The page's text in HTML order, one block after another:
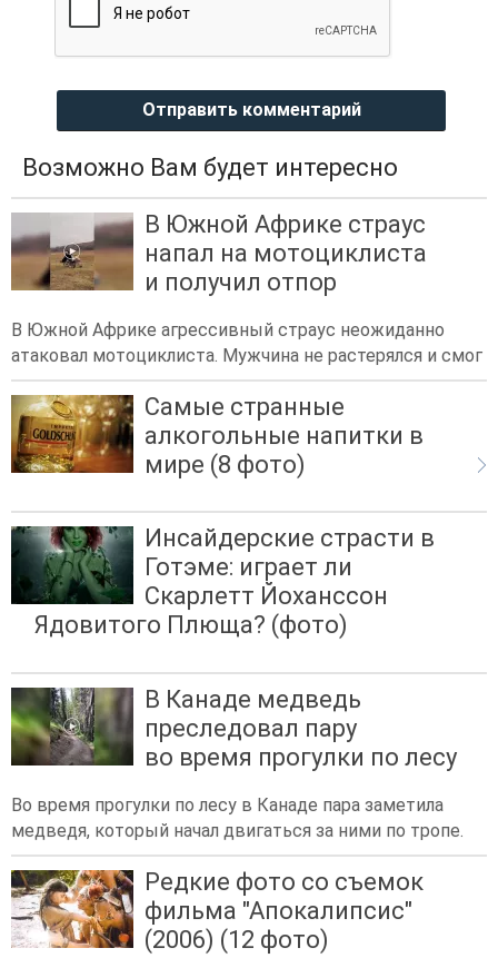
Отправить комментарий
Возможно Вам будет интересно
В Южной Африке страус
напал на мотоциклиста
и получил отпор
В Южной Африке агрессивный страус неожиданно
атаковал мотоциклиста. Мужчина не растерялся и смог
Самые странные
алкогольные напитки в
мире (8 фото)
Инсайдерские страсти в
Готэме: играет ли
Скарлетт Йоханссон
Ядовитого Плюща? (фото)
В Канаде медведь
преследовал пару
во время прогулки по лесу
Во время прогулки по лесу в Канаде пара заметила
медведя, который начал двигаться за ними по тропе.
Редкие фото со съемок
фильма "Апокалипсис"
(2006) (12 фото)